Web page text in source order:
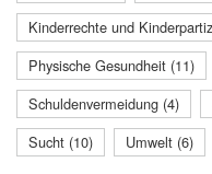
Kinderrechte und
Physische Gesundheit (11)
Schuldenvermeidung (4)
Sucht (10)
Umwelt (6)